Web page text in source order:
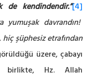
de kendindendir.”[4]
yumuşak davrandın!
hiç şüphesiz etrafından
üzere, çabayı
birlikte, Hz. Allah